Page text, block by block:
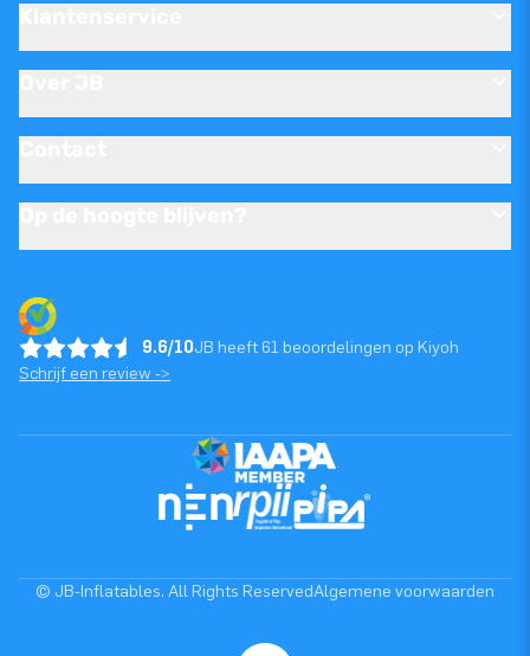
9.6/10JB heeft 61 beoordelingen op Kiyoh
Schrijf een review ->
© JB-Inflatables. All Rights ReservedAlgemene voorwaarden